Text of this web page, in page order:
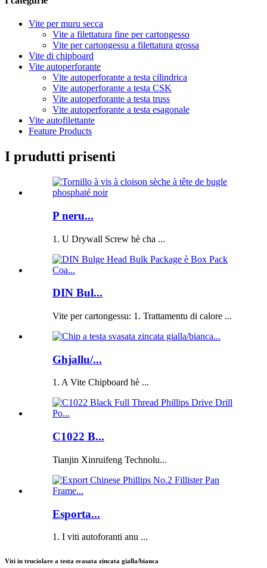
Vite per muru secca
Vite a filettatura fine per cartongesso
Vite per cartongessu a filettatura grossa
Vite di chipboard
Vite autoperforante
Vite autoperforante a testa cilindrica
Vite autoperforante a testa CSK
Vite autoperforante a testa truss
Vite autoperforante a testa esagonale
Vite autofilettante
Feature Products
I prudutti prisenti
P neru...
1. U Drywall Screw hè cha ...
DIN Bul...
Vite per cartongessu: 1. Trattamentu di calore ...
Ghjallu/...
1. A Vite Chipboard hè ...
C1022 B...
Tianjin Xinruifeng Technolu...
Esporta...
1. I viti autoforanti anu ...
Viti in truciolare a testa svasata zincata gialla/bianca